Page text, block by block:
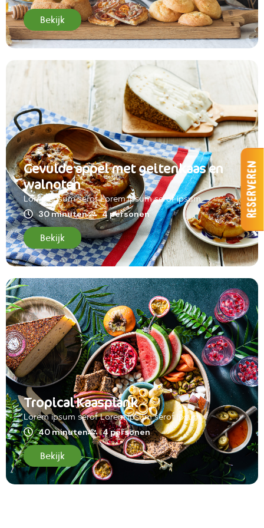
Bekijk
Gevulde appel met geitenkaas en
walnoten
Lorem ipsum serof Lorem ipsum serof ipsum
30 minuten
4 personen
Bekijk
Tropical Kaasplank
Lorem ipsum serof Lorem ipsum serof ipsum
40 minuten
4 personen
Bekijk
Reserveren